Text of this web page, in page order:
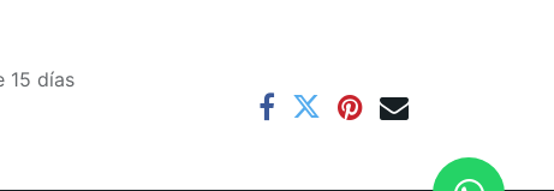
15 días